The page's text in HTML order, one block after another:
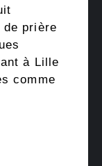
de prière
à Lille
comme